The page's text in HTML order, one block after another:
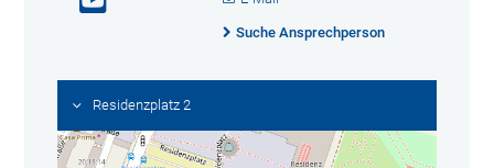
Suche Ansprechperson
Residenzplatz 2